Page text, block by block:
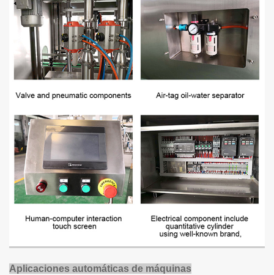
Aplicaciones automáticas de máquinas